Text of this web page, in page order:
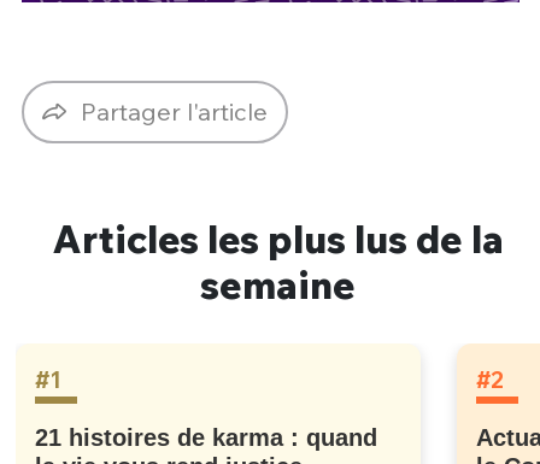
Partager l'article
Articles les plus lus de la
semaine
#1
21 histoires de karma : quand
#2